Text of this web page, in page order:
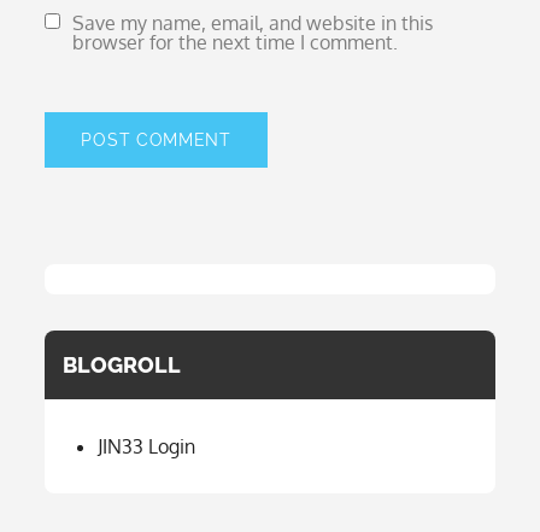
Save my name, email, and website in this
browser for the next time I comment.
BLOGROLL
JIN33 Login